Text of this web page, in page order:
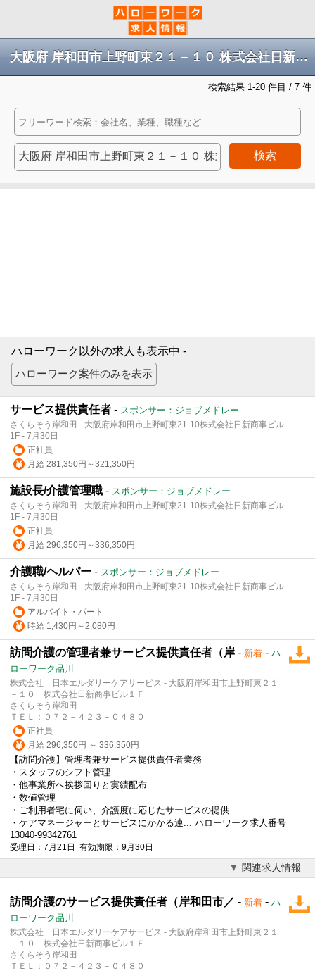
大阪府 岸和田市上野町東２１－１０ 株式会社日新商事ビル１Ｆの求人
検索結果 1-20 件目 / 7 件
検索
ハローワーク以外の求人も表示中 -
サービス提供責任者 - スポンサー：ジョブメドレー
さくらそう岸和田 - 大阪府岸和田市上野町東21-10株式会社日新商事ビル
1F - 7月30日
正社員
月給 281,350円～321,350円
施設長/介護管理職 - スポンサー：ジョブメドレー
さくらそう岸和田 - 大阪府岸和田市上野町東21-10株式会社日新商事ビル
1F - 7月30日
正社員
月給 296,350円～336,350円
介護職/ヘルパー - スポンサー：ジョブメドレー
さくらそう岸和田 - 大阪府岸和田市上野町東21-10株式会社日新商事ビル
1F - 7月30日
アルバイト・パート
時給 1,430円～2,080円
訪問介護の管理者兼サービス提供責任者（岸 - 新着 - ハ
ローワーク品川
株式会社 日本エルダリーケアサービス - 大阪府岸和田市上野町東２１
－１０ 株式会社日新商事ビル１Ｆ
さくらそう岸和田
ＴＥＬ：０７２－４２３－０４８０
正社員
月給 296,350円 ～ 336,350円
【訪問介護】管理者兼サービス提供責任者業務
・スタッフのシフト管理
・他事業所へ挨拶回りと実績配布
・数値管理
・ご利用者宅に伺い、介護度に応じたサービスの提供
・ケアマネージャーとサービスにかかる連... ハローワーク求人番号
13040-99342761
受理日：7月21日 有効期限：9月30日
関連求人情報
訪問介護のサービス提供責任者（岸和田市／ - 新着 - ハ
ローワーク品川
株式会社 日本エルダリーケアサービス - 大阪府岸和田市上野町東２１
－１０ 株式会社日新商事ビル１Ｆ
さくらそう岸和田
ＴＥＬ：０７２－４２３－０４８０